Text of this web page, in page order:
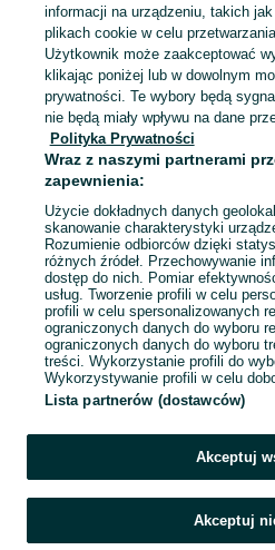
Mapa kategorii
Mapa miejscowości
Mapa ministron
Popularne wyszukiwania
informacji na urządzeniu, takich
plikach cookie w celu
Użytkownik może zaakceptować
klikając poniżej lub w dowolnym
prywatności. Te wybory będą
nie będą miały wpływu na dane
Polityka Prywatności
Wraz z naszymi partnerami
zapewnienia:
Użycie dokładnych danych
skanowanie charakterystyki
Rozumienie odbiorców dzięki
różnych źródeł. Przechowywanie
dostęp do nich. Pomiar
usług. Tworzenie profili w celu
profili w celu spersonalizowanych
ograniczonych danych do wyboru
ograniczonych danych do wyboru
treści. Wykorzystanie profili do
Wykorzystywanie profili w celu
Lista partnerów (dostawców)
Akceptuj
Akceptuj